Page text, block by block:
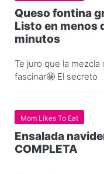
Queso fontina
Listo en menos
minutos
Te juro que la
fascinar🤩 El secreto
Mom Likes To Eat
Ensalada
COMPLETA